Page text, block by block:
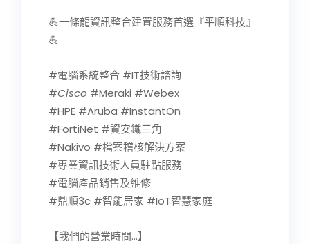
💪一條龍資訊整合建置服務首選『平順科技』
💪
#電腦系統整合 #IT技術諮詢
#Cisco #Meraki #Webex
#HPE #Aruba #InstantOn
#FortiNet #資安鐵三角
#Nakivo #檔案稽核解決方案
#專業資訊技術人員駐點服務
#電腦產品銷售及維修
#鼎順3c #智能居家 #IoT智慧家庭
【我們的營業時間…】